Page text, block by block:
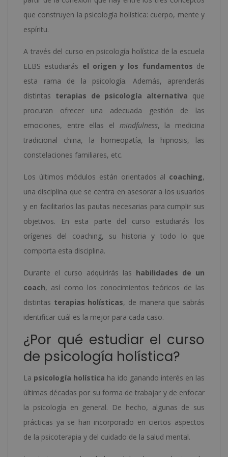
que construyen la psicología holística: cuerpo, mente y
espíritu.
A través del curso en psicología holística de la escuela
ELBS estudiarás el origen y los fundamentos de
esta rama de la psicología. Además, aprenderás
distintas terapias de psicología alternativa que
procuran ofrecer una adecuada gestión de las
emociones, entre ellas el mindfulness, la medicina
tradicional china, la homeopatía, la hipnosis, las
constelaciones familiares, etc.
Los últimos módulos están orientados al coaching,
una disciplina que se centra en asesorar a los usuarios
y en facilitarlos las pautas necesarias para cumplir sus
objetivos. En esta parte del curso estudiarás los
orígenes del coaching, su historia y todo lo que
comporta esta disciplina.
Durante el curso adquirirás las habilidades de un
coach, así como los conocimientos teóricos de las
distintas terapias holísticas, de manera que sabrás
identificar cuál es la mejor para cada caso.
¿Por qué estudiar el curso
de psicología holística?
La psicología holística ha ido ganando interés en las
últimas décadas por su forma de trabajar y de enfocar
la psicología en general. De hecho, algunas de sus
prácticas ya se han incorporado en ciertos aspectos
de la psicoterapia y del cuidado de la salud mental.